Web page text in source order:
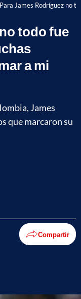
Para James Rodríguez no
todo fue
a mi
James
que marcaron su
Compartir